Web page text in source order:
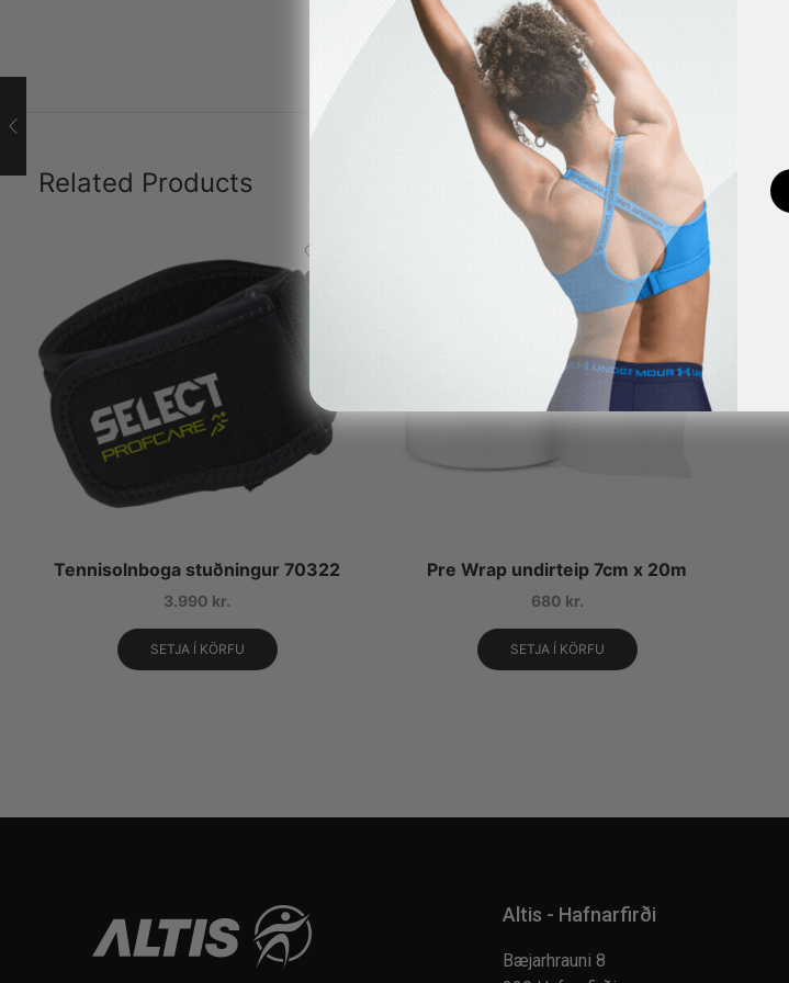
Related Products
Tennisolnboga stuðningur 70322
3.990 kr.
SETJA Í KÖRFU
Pre Wrap undirteip 7cm x 20m
680 kr.
SETJA Í KÖRFU
Altis - Hafnarfirði
Bæjarhrauni 8